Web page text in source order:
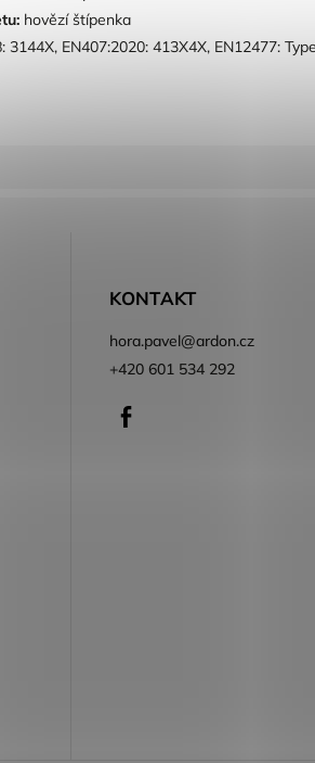
hovězí štípenka
3144X, EN407:2020: 413X4X, EN12477:
KONTAKT
hora.pavel@ardon.cz
+420 601 534 292